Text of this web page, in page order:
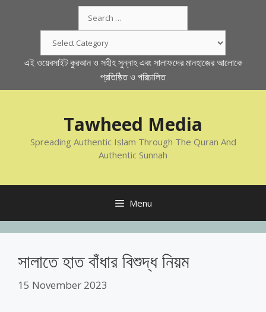
for:
এই ওয়েবসাইট কুরআন ও সহীহ সুন্নাহ এবং সালাফদের মানহাজের আলোকে
প্রতিষ্ঠিত ও পরিচালিত
Tawheed Media
Spreading Authentic Islam Through The Quran And
Authentic Sunnah
Menu
সালাতে হাত বাঁধার বিশুদ্ধ নিয়ম
15 November 2023